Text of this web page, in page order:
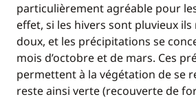
particulièrement agréable pour
effet, si les hivers sont pluvieux ils
doux, et les précipitations se
mois d’octobre et de mars. Ces
permettent à la végétation de se
reste ainsi verte (recouverte de